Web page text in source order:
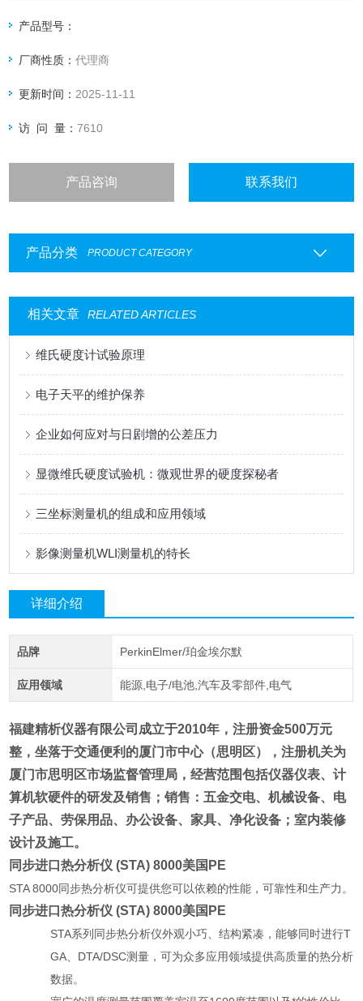
产品型号：
厂商性质：代理商
更新时间： 2025-11-11
访 问 量：7610
产品咨询 联系我们
产品分类 PRODUCT CATEGORY
相关文章 RELATED ARTICLES
维氏硬度计试验原理
电子天平的维护保养
企业如何应对与日剧增的公差压力
显微维氏硬度试验机：微观世界的硬度探秘者
三坐标测量机的组成和应用领域
​影像测量机WLI测量机的特长
详细介绍
品牌 PerkinElmer/珀金埃尔默
应用领域 能源,电子/电池,汽车及零部件,电气
福建精析仪器有限公司成立于2010年，注册资金500万元
整，坐落于交通便利的厦门市中心（思明区），注册机关为
厦门市思明区市场监督管理局，经营范围包括仪器仪表、计
算机软硬件的研发及销售；销售：五金交电、机械设备、电
子产品、劳保用品、办公设备、家具、净化设备；室内装修
设计及施工。
同步进口热分析仪 (STA) 8000美国PE
STA 8000同步热分析仪可提供您可以依赖的性能，可靠性和生产力。
同步进口热分析仪 (STA) 8000美国PE
STA系列同步热分析仪外观小巧、结构紧凑，能够同时进行T
GA、DTA/DSC测量，可为众多应用领域提供高质量的热分析
数据。